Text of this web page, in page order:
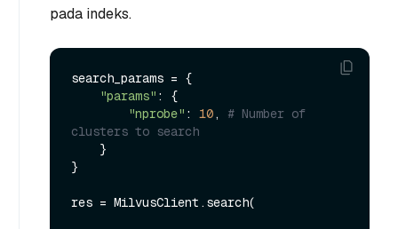
pada indeks.
search_params = {
"params" : {
"nprobe" : 10, # Number of
clusters to search
}
res = MilvusClient.search(